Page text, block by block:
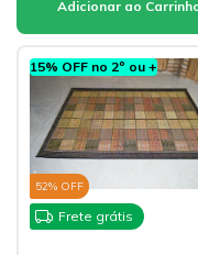
15% OFF no 2º ou +
52% OFF
Frete grátis